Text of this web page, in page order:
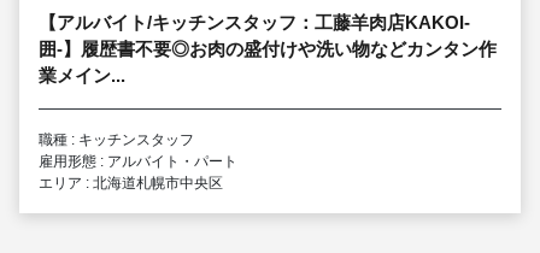
【アルバイト/キッチンスタッフ：工藤羊肉店KAKOI-
囲-】履歴書不要◎お肉の盛付けや洗い物などカンタン作
業メイン...
職種 : キッチンスタッフ
雇用形態 : アルバイト・パート
エリア : 北海道札幌市中央区